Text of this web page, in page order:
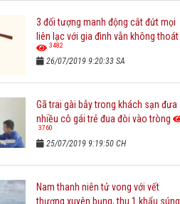
3 đối tượng manh động cắt đứt mọi
liên lạc với gia đình vẫn không thoát
3482
26/07/2019 9:20:33 SA
Gã trai gài bẫy trong khách sạn đưa
nhiều cô gái trẻ đua đòi vào tròng
3760
25/07/2019 9:19:50 CH
Nam thanh niên tử vong với vết
thương xuyên bụng, thu 1 khẩu súng